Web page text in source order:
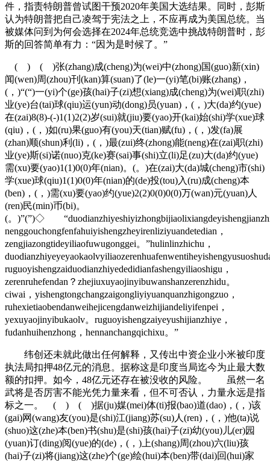
件，指责特朗普曾试图干预2020年美国大选结果。同时，彭斯
认为特朗普把自己凌驾于宪法之上，不应再成为美国总统。当
被媒体问到为何会选择在2024年总统竞选中挑战特朗普时，彭
斯的回答简单有力：“因为是时候了。”
( ) ( )张(zhang)成(cheng)为(wei)中(zhong)国(guo)新(xin)
闻(wen)周(zhou)刊(kan)算(suan)了(le)一(yi)笔(bi)账(zhang)，
(，)“(“)一(yi)个(ge)孩(hai)子(zi)想(xiang)成(cheng)为(wei)职(zhi)
业(ye)台(tai)球(qiu)运(yun)动(dong)员(yuan)，(，)大(da)约(yue)
在(zai)8(8)-(-)1(1)2(2)岁(sui)就(jiu)要(yao)开(kai)始(shi)学(xue)球
(qiu)，(，)如(ru)果(guo)有(you)天(tian)赋(fu)，(，)发(fa)展
(zhan)顺(shun)利(li)，(，)最(zui)终(zhong)能(neng)在(zai)职(zhi)
业(ye)斯(si)诺(nuo)克(ke)赛(sai)事(shi)立(li)足(zu)大(da)约(yue)
需(xu)要(yao)1(1)0(0)年(nian)。(。)在(zai)大(da)城(cheng)市(shi)
学(xue)球(qiu)1(1)0(0)年(nian)的(de)投(tou)入(ru)成(cheng)本
(ben)，(，)需(xu)要(yao)约(yue)2(2)0(0)0(0)万(wan)元(yuan)人
(ren)民(min)币(bi)。
(。)”(”)◇
nenggouchongfenfahuiyishengzheyirenliziyuandetedian，
zengjiazongtideyiliaofuwugonggei。”hulinlinzhichu，
ruguoyishengzaiduodianzhiyededidianfashengyiliaoshigu，
zerenruhefendan？zhejiuxuyaojinyibuwanshanzerenzhidu。
ciwai，yishengtongchangzaigongliyiyuanquanzhigongzuo，
ruhexietiaobendanweihejicengdanweizhijiandeliyifenpei，
yexuyaojinyibukaolv。ruguoyishengzaiyeyushijianzhiye，
fudanhuihenzhong，hennanchangqichixu。”
纬创还未就此做出任何解释，又传出中资企业小米被印度
执法局扣押48亿元的消息。据称这是印度当局迄今为止最大数
额的扣押。如今，48亿元还存在被没收的风险。 虽然一名
武将是否厉害不能光凭力量来看，但不可否认，力量永远是指
标之一。 ( ) ( )据(ju)媒(mei)体(ti)报(bao)道(dao)，(，)该
(gai)网(wang)友(you)是(shi)江(jiang)苏(su)人(ren)，(，)他(ta)说
(shuo)这(zhe)本(ben)书(shu)是(shi)孩(hai)子(zi)幼(you)儿(er)园
(yuan)订(ding)阅(yue)的(de)，(，)上(shang)周(zhou)六(liu)孩
(hai)子(zi)将(jiang)这(zhe)个(ge)绘(hui)本(ben)带(dai)回(hui)家